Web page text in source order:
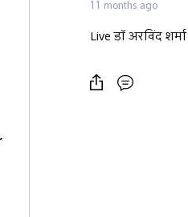
11 months ago
Live डॉ अरविंद